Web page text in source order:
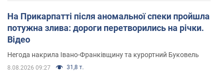
На Прикарпатті після аномальної спеки пройшла
потужна злива: дороги перетворились на річки.
Відео
Негода накрила Івано-Франківщину та курортний Буковель
8.08.2026 09:27 31,8 т.